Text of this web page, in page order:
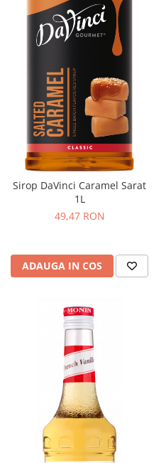
Sirop DaVinci Caramel Sarat
1L
49,47 RON
ADAUGA IN COS